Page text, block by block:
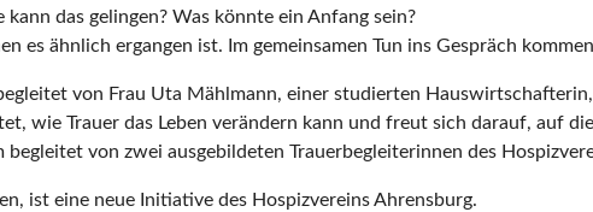
kann das gelingen? Was könnte ein Anfang sein?
es ähnlich ergangen ist. Im gemeinsamen Tun ins Gespräch
von Frau Uta Mählmann, einer studierten
wie Trauer das Leben verändern kann und freut sich darauf, auf
begleitet von zwei ausgebildeten Trauerbegleiterinnen des
ist eine neue Initiative des Hospizvereins Ahrensburg.